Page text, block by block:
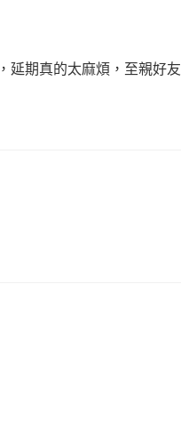
延期真的太麻煩，至親好友